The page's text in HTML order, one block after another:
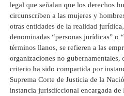
legal que señalan que los derechos
circunscriben a las mujeres y
otras entidades de la realidad
denominadas “personas jurídicas” o
términos llanos, se refieren a las
organizaciones no gubernamentales,
criterio ha sido compartida por
Suprema Corte de Justicia de la
instancia jurisdiccional encargada